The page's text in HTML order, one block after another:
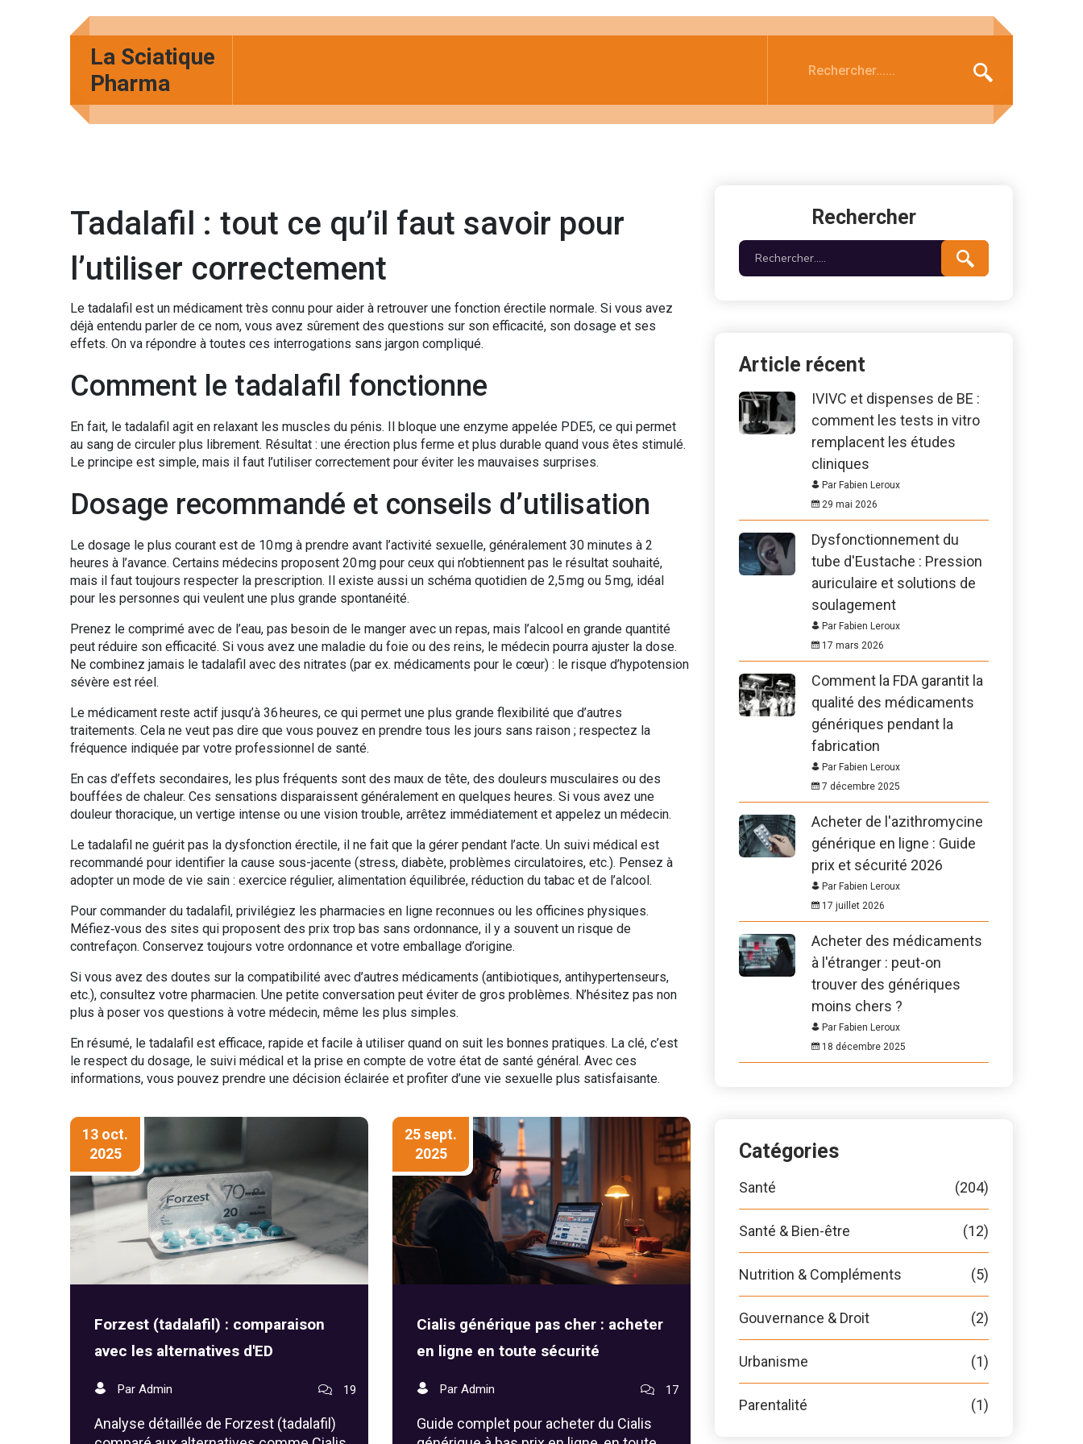
La Sciatique
Pharma
Tadalafil : tout ce qu’il faut savoir pour
l’utiliser correctement
Le tadalafil est un médicament très connu pour aider à retrouver une fonction érectile normale. Si vous avez
déjà entendu parler de ce nom, vous avez sûrement des questions sur son efficacité, son dosage et ses
effets. On va répondre à toutes ces interrogations sans jargon compliqué.
Comment le tadalafil fonctionne
En fait, le tadalafil agit en relaxant les muscles du pénis. Il bloque une enzyme appelée PDE5, ce qui permet
au sang de circuler plus librement. Résultat : une érection plus ferme et plus durable quand vous êtes stimulé.
Le principe est simple, mais il faut l’utiliser correctement pour éviter les mauvaises surprises.
Dosage recommandé et conseils d’utilisation
Le dosage le plus courant est de 10 mg à prendre avant l’activité sexuelle, généralement 30 minutes à 2
heures à l’avance. Certains médecins proposent 20 mg pour ceux qui n’obtiennent pas le résultat souhaité,
mais il faut toujours respecter la prescription. Il existe aussi un schéma quotidien de 2,5 mg ou 5 mg, idéal
pour les personnes qui veulent une plus grande spontanéité.
Prenez le comprimé avec de l’eau, pas besoin de le manger avec un repas, mais l’alcool en grande quantité
peut réduire son efficacité. Si vous avez une maladie du foie ou des reins, le médecin pourra ajuster la dose.
Ne combinez jamais le tadalafil avec des nitrates (par ex. médicaments pour le cœur) : le risque d’hypotension
sévère est réel.
Le médicament reste actif jusqu’à 36 heures, ce qui permet une plus grande flexibilité que d’autres
traitements. Cela ne veut pas dire que vous pouvez en prendre tous les jours sans raison ; respectez la
fréquence indiquée par votre professionnel de santé.
En cas d’effets secondaires, les plus fréquents sont des maux de tête, des douleurs musculaires ou des
bouffées de chaleur. Ces sensations disparaissent généralement en quelques heures. Si vous avez une
douleur thoracique, un vertige intense ou une vision trouble, arrêtez immédiatement et appelez un médecin.
Le tadalafil ne guérit pas la dysfonction érectile, il ne fait que la gérer pendant l’acte. Un suivi médical est
recommandé pour identifier la cause sous-jacente (stress, diabète, problèmes circulatoires, etc.). Pensez à
adopter un mode de vie sain : exercice régulier, alimentation équilibrée, réduction du tabac et de l’alcool.
Pour commander du tadalafil, privilégiez les pharmacies en ligne reconnues ou les officines physiques.
Méfiez‑vous des sites qui proposent des prix trop bas sans ordonnance, il y a souvent un risque de
contrefaçon. Conservez toujours votre ordonnance et votre emballage d’origine.
Si vous avez des doutes sur la compatibilité avec d’autres médicaments (antibiotiques, antihypertenseurs,
etc.), consultez votre pharmacien. Une petite conversation peut éviter de gros problèmes. N’hésitez pas non
plus à poser vos questions à votre médecin, même les plus simples.
En résumé, le tadalafil est efficace, rapide et facile à utiliser quand on suit les bonnes pratiques. La clé, c’est
le respect du dosage, le suivi médical et la prise en compte de votre état de santé général. Avec ces
informations, vous pouvez prendre une décision éclairée et profiter d’une vie sexuelle plus satisfaisante.
13 oct.
2025
Forzest (tadalafil) : comparaison
avec les alternatives d'ED
Par Admin 19
Analyse détaillée de Forzest (tadalafil)
25 sept.
2025
Cialis générique pas cher : acheter
en ligne en toute sécurité
Par Admin 17
Guide complet pour acheter du Cialis
Rechercher
Article récent
IVIVC et dispenses de BE :
comment les tests in vitro
remplacent les études
cliniques
Par Fabien Leroux
29 mai 2026
Dysfonctionnement du
tube d'Eustache : Pression
auriculaire et solutions de
soulagement
Par Fabien Leroux
17 mars 2026
Comment la FDA garantit la
qualité des médicaments
génériques pendant la
fabrication
Par Fabien Leroux
7 décembre 2025
Acheter de l'azithromycine
générique en ligne : Guide
prix et sécurité 2026
Par Fabien Leroux
17 juillet 2026
Acheter des médicaments
à l'étranger : peut-on
trouver des génériques
moins chers ?
Par Fabien Leroux
18 décembre 2025
Catégories
Santé (204)
Santé & Bien-être (12)
Nutrition & Compléments (5)
Gouvernance & Droit (2)
Urbanisme (1)
Parentalité (1)